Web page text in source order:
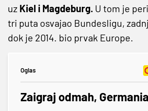
uz Kiel i Magdeburg. U tom je
tri puta osvajao Bundesligu,
dok je 2014. bio prvak Europe.
Oglas
Zaigraj odmah,